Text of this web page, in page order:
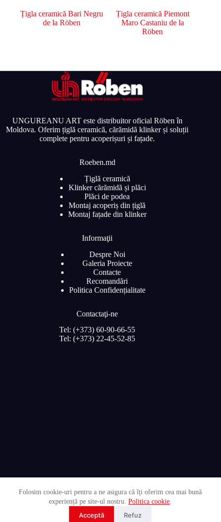
Folosim cookie-uri pentru a ne asigura că îți oferim cea mai bună
experiență pe site-ul nostru.Politica cookie.
Acceptă Refuz
Țigla ceramică Bari Negru
de la Röben
Țigla ceramică Piemont
Maro Castaniu de la
Röben
UNGUREANU ART este distribuitor oficial Röben în
Moldova. Oferim țiglă ceramică, cărămidă klinker și soluții
complete pentru acoperișuri și fațade.
Roeben.md
Țiglă ceramică
Klinker cărămidă și plăci
Plăci de podea
Montaj acoperiș din țiglă
Montaj fațade din klinker
Informaţii
Despre Noi
Galeria Proiecte
Contacte
Recomandări
Politica Confidențialitate
Contactaţi-ne
Tel: (+373) 60-90-66-55
Tel: (+373) 22-45-52-85
© 2026 Roeben.md Operat de UNGUREANU ART